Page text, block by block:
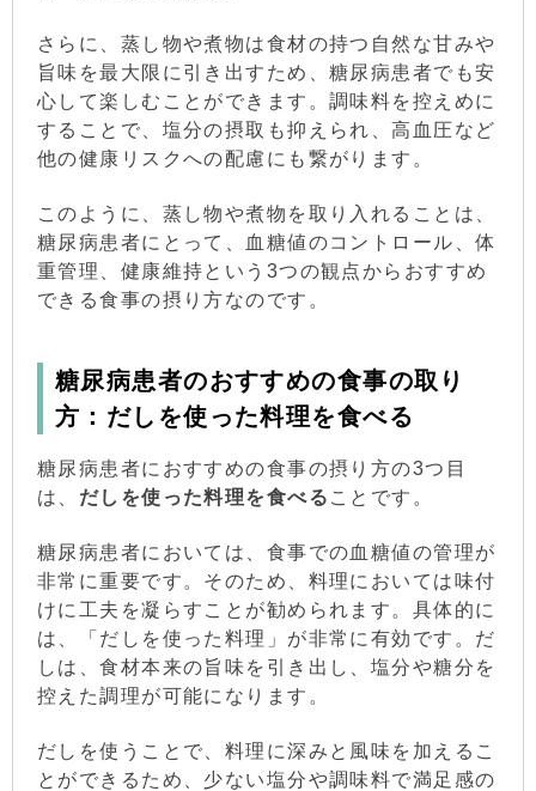
さらに、蒸し物や煮物は食材の持つ自然な甘みや
旨味を最大限に引き出すため、糖尿病患者でも安
心して楽しむことができます。調味料を控えめに
することで、塩分の摂取も抑えられ、高血圧など
他の健康リスクへの配慮にも繋がります。
このように、蒸し物や煮物を取り入れることは、
糖尿病患者にとって、血糖値のコントロール、体
重管理、健康維持という3つの観点からおすすめ
できる食事の摂り方なのです。
糖尿病患者のおすすめの食事の取り
方：だしを使った料理を食べる
糖尿病患者におすすめの食事の摂り方の3つ目
は、 だしを使った料理を食べる ことです。
糖尿病患者においては、食事での血糖値の管理が
非常に重要です。そのため、料理においては味付
けに工夫を凝らすことが勧められます。具体的に
は、「だしを使った料理」が非常に有効です。だ
しは、食材本来の旨味を引き出し、塩分や糖分を
控えた調理が可能になります。
だしを使うことで、料理に深みと風味を加えるこ
とができるため、少ない塩分や調味料で満足感の